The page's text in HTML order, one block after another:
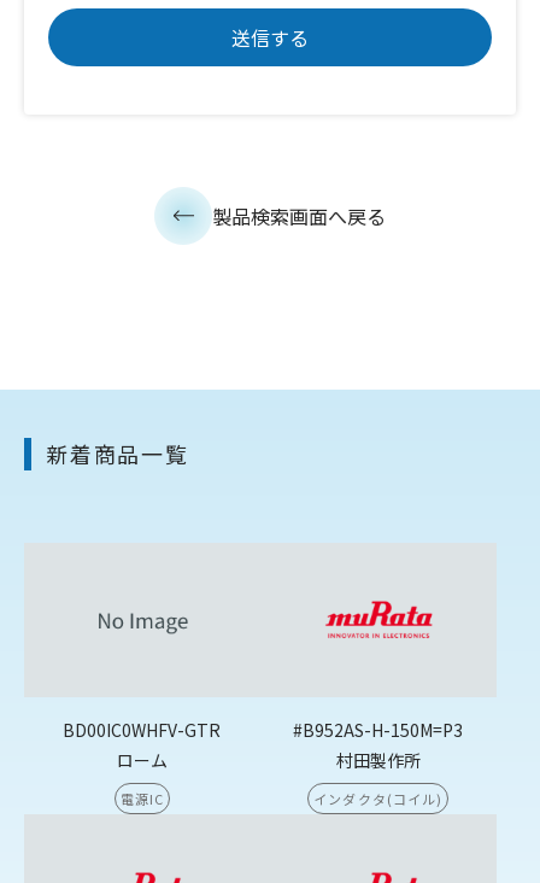
製品検索画面へ戻る
新着商品一覧
BD00IC0WHFV-GTR
ローム
電源IC
#B952AS-H-150M=P3
村田製作所
インダクタ(コイル)